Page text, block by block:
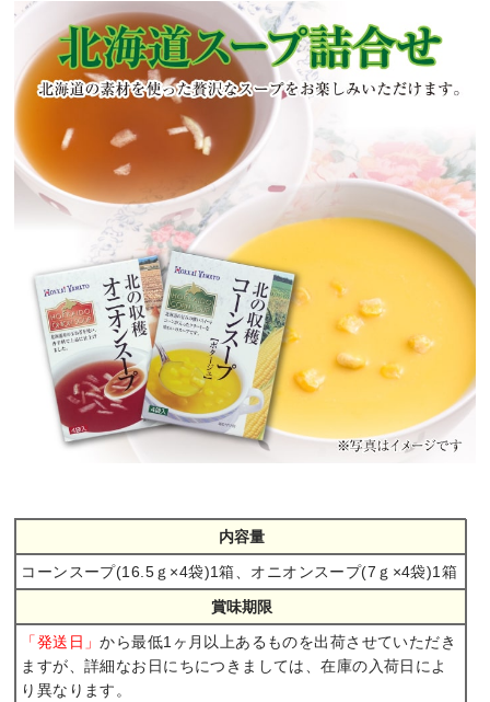
内容量
コーンスープ(16.5ｇ×4袋)1箱、オニオンスープ(7ｇ×4袋)1箱
賞味期限
「発送日」から最低1ヶ月以上あるものを出荷させていただき
ますが、詳細なお日にちにつきましては、在庫の入荷日によ
り異なります。